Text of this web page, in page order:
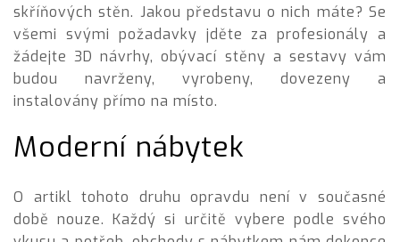
skříňových stěn. Jakou představu o nich máte? Se
všemi svými požadavky jděte za profesionály a
žádejte 3D návrhy, obývací stěny a sestavy vám
budou navrženy, vyrobeny, dovezeny a
instalovány přímo na místo.
Moderní nábytek
O artikl tohoto druhu opravdu není v současné
době nouze. Každý si určitě vybere podle svého